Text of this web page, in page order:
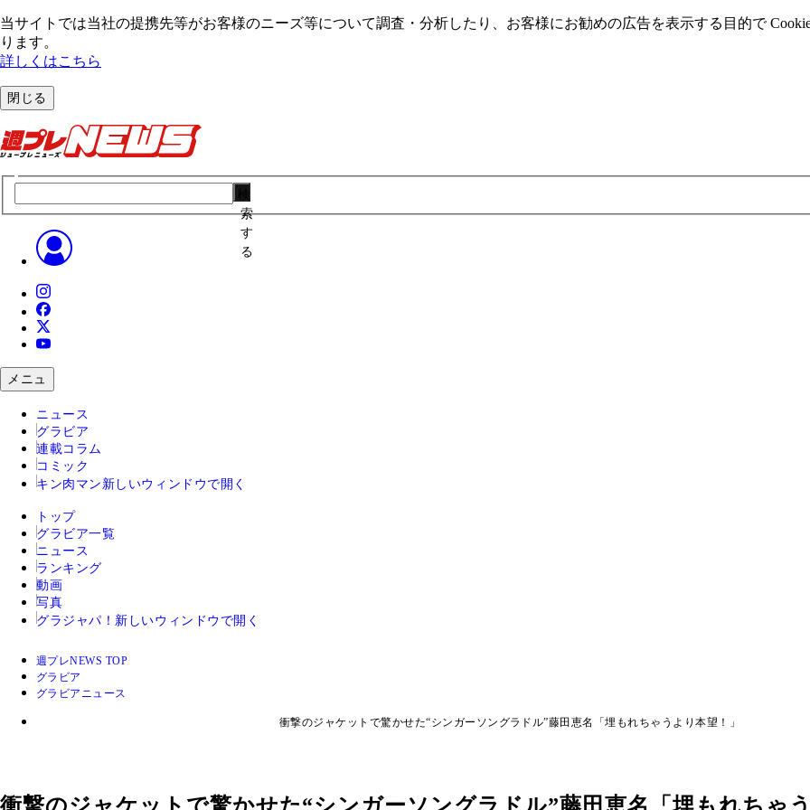
当サイトでは当社の提携先等がお客様のニーズ等について調査・分析したり、お客様にお勧めの広告を表⽰する⽬的で
ります。
詳しくはこちら
閉じる
索
す
る
メニュ
ニュース
グラビア
連載コラム
コミック
キン肉マン 新しいウィンドウで開く
トップ
グラビア一覧
ニュース
ランキング
動画
写真
グラジャパ！ 新しいウィンドウで開く
週プレNEWS TOP
グラビア
グラビアニュース
衝撃のジャケットで驚かせた“シンガーソングラドル”藤田恵名「埋もれちゃうより本望！」
衝撃のジャケットで驚かせた“シンガーソングラドル”藤田恵名「埋もれちゃ